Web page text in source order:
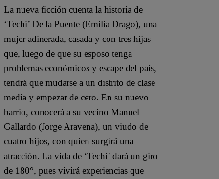
La nueva ficción cuenta la historia de
‘Techi’ De la Puente (Emilia Drago), una
mujer adinerada, casada y con tres hijas
que, luego de que su esposo tenga
problemas económicos y escape del país,
tendrá que mudarse a un distrito de clase
media y empezar de cero. En su nuevo
barrio, conocerá a su vecino Manuel
Gallardo (Jorge Aravena), un viudo de
cuatro hijos, con quien surgirá una
atracción. La vida de ‘Techi’ dará un giro
de 180°, pues vivirá experiencias que